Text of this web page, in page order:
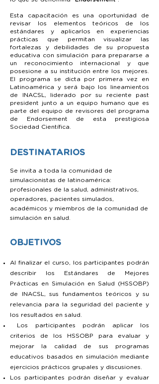
Esta capacitación es una oportunidad de
revisar los elementos teóricos de los
estándares y aplicarlos en experiencias
prácticas que permitan visualizar las
fortalezas y debilidades de su propuesta
educativa con simulación para prepararse a
un reconocimiento internacional y que
posesione a su institución entre los mejores.
El programa se dicta por primera vez en
Latinoamérica y será bajo los lineamientos
de INACSL, liderado por su reciente past
president junto a un equipo humano que es
parte del equipo de revisores del programa
de Endorsement de esta prestigiosa
Sociedad Científica.
DESTINATARIOS
Se invita a toda la comunidad de
simulacionistas de latinoamérica:
profesionales de la salud, administrativos,
operadores, pacientes simulados,
académicos y miembros de la comunidad de
simulación en salud.
OBJETIVOS
Al finalizar el curso, los participantes podrán
describir los Estándares de Mejores
Prácticas en Simulación en Salud (HSSOBP)
de INACSL, sus fundamentos teóricos y su
relevancia para la seguridad del paciente y
los resultados en salud.
Los participantes podrán aplicar los
criterios de los HSSOBP para evaluar y
mejorar la calidad de sus programas
educativos basados en simulación mediante
ejercicios prácticos grupales y discusiones.
Los participantes podrán diseñar y evaluar